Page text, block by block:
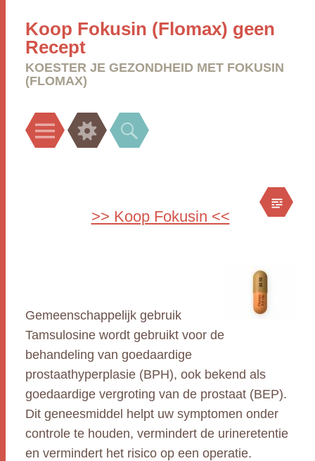
Koop Fokusin (Flomax) geen
Recept
KOESTER JE GEZONDHEID MET FOKUSIN
(FLOMAX)
Menu Widgets Search
>> Koop Fokusin <<
Gemeenschappelijk gebruik
Tamsulosine wordt gebruikt voor de
behandeling van goedaardige
prostaathyperplasie (BPH), ook bekend als
goedaardige vergroting van de prostaat (BEP).
Dit geneesmiddel helpt uw symptomen onder
controle te houden, vermindert de urineretentie
en vermindert het risico op een operatie.